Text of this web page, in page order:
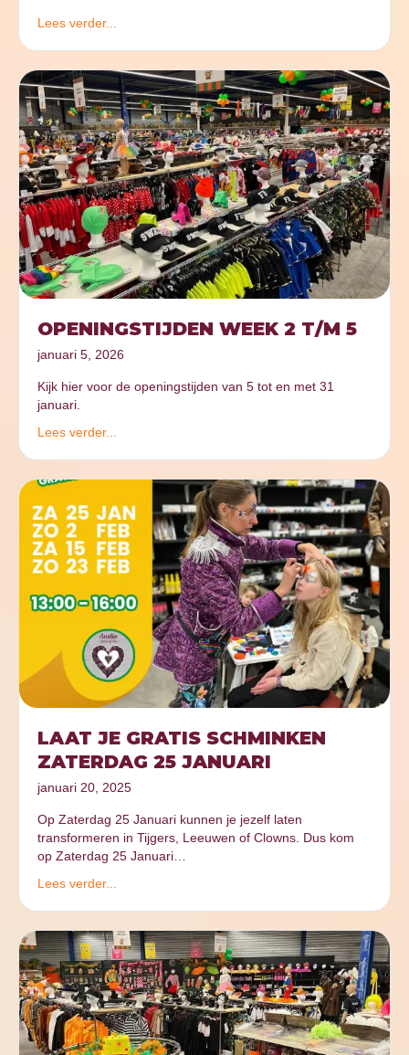
Lees verder...
OPENINGSTIJDEN WEEK 2 T/M 5
januari 5, 2026
Kijk hier voor de openingstijden van 5 tot en met 31
januari.
Lees verder...
LAAT JE GRATIS SCHMINKEN
ZATERDAG 25 JANUARI
januari 20, 2025
Op Zaterdag 25 Januari kunnen je jezelf laten
transformeren in Tijgers, Leeuwen of Clowns. Dus kom
op Zaterdag 25 Januari…
Lees verder...